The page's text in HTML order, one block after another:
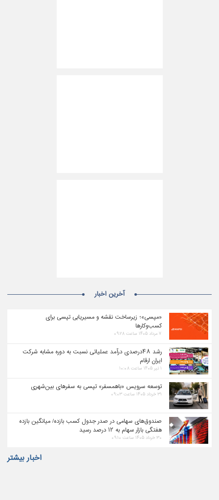
آخرین اخبار
«مپسی»؛ زیرساخت نقشه و مسیریابی تپسی برای
کسب‌وکارها
۷ مرداد ۱۴۰۵ ساعت ۰۹:۲۸
رشد ۴۸درصدی درآمد عملیاتی نسبت به دوره مشابه شرکت
ایران ارقام
۱ تیر ۱۴۰۵ ساعت ۱۰:۰۸
توسعه سرویس «باهمسفر» تپسی به سفرهای بین‌شهری
۳۱ خرداد ۱۴۰۵ ساعت ۰۹:۰۳
صندوق‌های سهامی در صدر جدول کسب بازده/ میانگین بازده
هفتگی بازار سهام به ۱۲ درصد رسید
۳۰ خرداد ۱۴۰۵ ساعت ۰۹:۱۰
اخبار بیشتر